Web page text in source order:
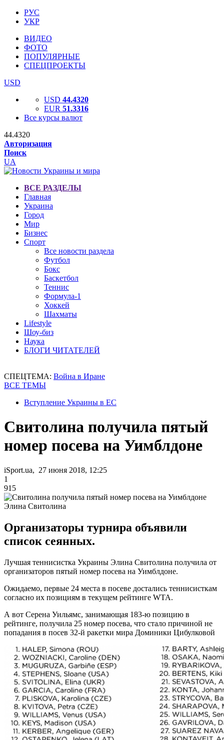
РУС
УКР
ВИДЕО
ФОТО
ПОПУЛЯРНЫЕ
СПЕЦПРОЕКТЫ
USD
USD 44.4320
EUR 51.3316
Все курсы валют
44.4320
Авторизация
Поиск
UA
ВСЕ РАЗДЕЛЫ
Главная
Украина
Город
Мир
Бизнес
Спорт
Все новости раздела
Футбол
Бокс
Баскетбол
Теннис
Формула-1
Хоккей
Шахматы
Lifestyle
Шоу-биз
Наука
БЛОГИ ЧИТАТЕЛЕЙ
СПЕЦТЕМА: Война в Иране
ВСЕ ТЕМЫ
Вступление Украины в ЕС
Свитолина получила пятый
номер посева на Уимблдоне
iSport.ua, 27 июня 2018, 12:25
1
915
Элина Свитолина
Организаторы турнира объявили
список сеянных.
Лучшая теннисистка Украины Элина Свитолина получила от
организаторов пятый номер посева на Уимблдоне.
Ожидаемо, первые 24 места в посеве достались теннисисткам
согласно их позициям в текущем рейтинге WTA.
А вот Серена Уильямс, занимающая 183-ю позицию в
рейтинге, получила 25 номер посева, что стало причиной не
попадания в посев 32-й ракетки мира Доминики Цибулковой